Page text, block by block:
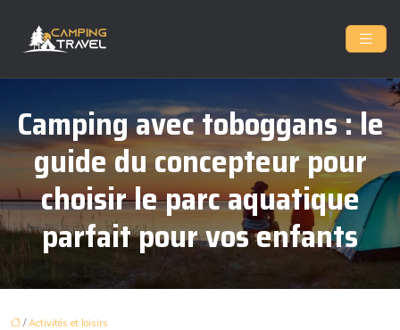
Camping avec toboggans : le
guide du concepteur pour
choisir le parc aquatique
parfait pour vos enfants
/Activités et loisirs